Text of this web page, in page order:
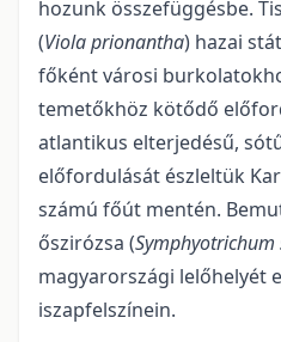
hozunk összefüggésbe.
(Viola prionantha) hazai
főként városi
temetőkhöz kötődő
atlantikus elterjedésű,
előfordulását észleltük
számú főút mentén.
őszirózsa (
magyarországi lelőhelyét
iszapfelszínein.